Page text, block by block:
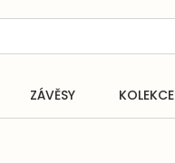
ZÁVĚSY KOLEKCE